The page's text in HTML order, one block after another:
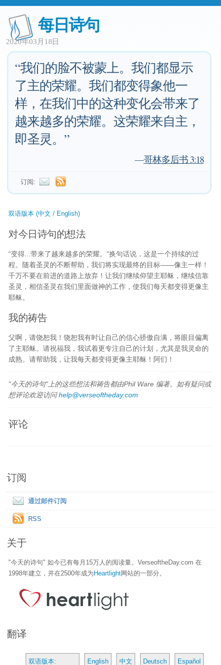
每日诗句
2020年03月18日
“我们的脸不被蒙上。我们都显示
了主的荣耀。我们都变得象他一
样，在我们中的这种变化会带来了
越来越多的荣耀。这荣耀来自主，
即圣灵。”
—哥林多后书 3:18
订阅:
双语版本 (中文 / English)
对今日诗句的想法
“变得...带来了越来越多的荣耀。”换句话说，这是一个持续的过
程。随着圣灵的不断帮助，我们将实现最终的目标——像主一样！
千万不要在前进的道路上放弃！让我们继续仰望主耶稣，继续信靠
圣灵，相信圣灵在我们里面做神的工作，使我们每天都变得更像主
耶稣。
我的祷告
父啊，请饶恕我！饶恕我有时让自己的信心骄傲自满，将眼目偏离
了主耶稣。请祝福我，我试着更专注自己的计划，尤其是我灵命的
成熟。请帮助我，让我每天都变得更像主耶稣！阿们！
"今天的诗句"上的这些想法和祷告都由Phil Ware 编著。如有疑问或
想评论欢迎访问help@verseoftheday.com
评论
订阅
通过邮件订阅
RSS
关于
"今天的诗句" 如今已有每月15万人的阅读量。VerseoftheDay.com 在
1998年建立，并在2500年成为 Heartlight网站的一部分。
翻译
双语版本: English 中文 Deutsch Español